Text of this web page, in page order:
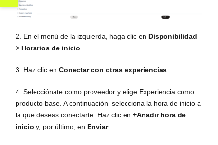
2. En el menú de la izquierda, haga clic en Disponibilidad
> Horarios de inicio .
3. Haz clic en Conectar con otras experiencias .
4. Selecciónate como proveedor y elige Experiencia como
producto base. A continuación, selecciona la hora de inicio a
la que deseas conectarte. Haz clic en +Añadir hora de
inicio y, por último, en Enviar.